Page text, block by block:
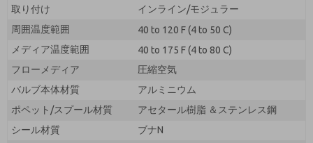
取り付け
インライン/モジュラー
周囲温度範囲
40 to 120 F (4 to 50 C)
メディア温度範囲
40 to 175 F (4 to 80 C)
フローメディア
圧縮空気
バルブ本体材質
アルミニウム
ポペット/スプール材質
アセタール樹脂 ＆ステンレス鋼
シール材質
ブナN